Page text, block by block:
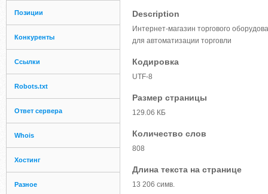
Позиции
Конкуренты
Ссылки
Robots.txt
Ответ сервера
Whois
Хостинг
Разное
Description
Интернет-магазин торгового
для автоматизации торговли
Кодировка
UTF-8
Размер страницы
129.06 КБ
Количество слов
808
Длина текста на странице
13 206 симв.